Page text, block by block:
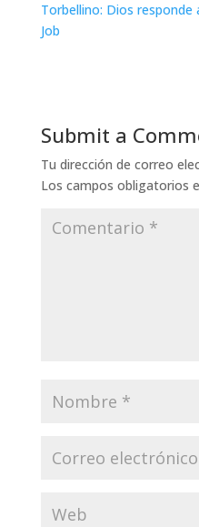
Torbellino: Dios responde
Job
Submit a
Tu dirección de correo
Los campos obligatorios